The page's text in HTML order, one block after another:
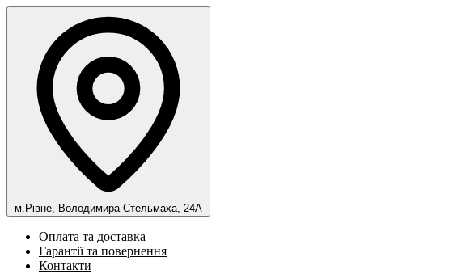
м.Рівне, Володимира Стельмаха, 24А
Оплата та доставка
Гарантії та повернення
Контакти